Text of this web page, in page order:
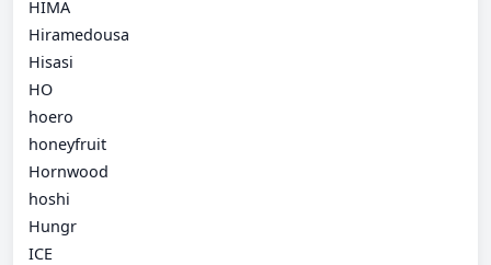
HIMA
Hiramedousa
Hisasi
HO
hoero
honeyfruit
Hornwood
hoshi
Hungr
ICE